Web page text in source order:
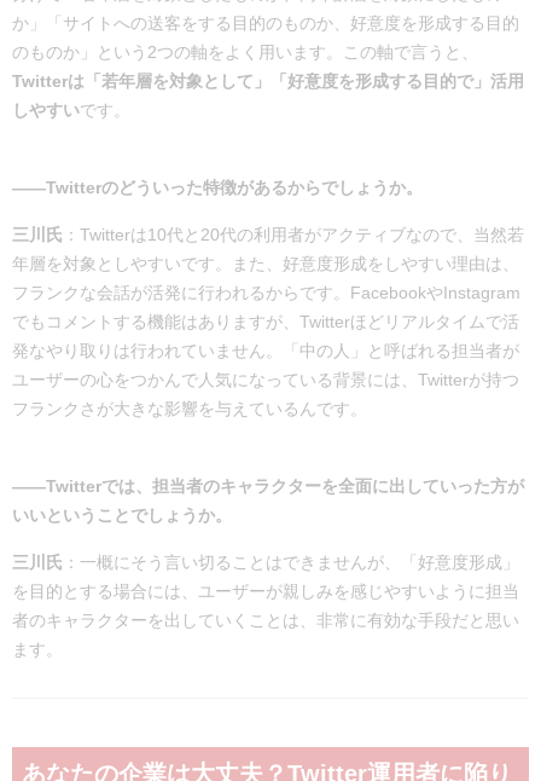
か」「サイトへの送客をする目的のものか、好意度を形成する目的
のものか」という2つの軸をよく用います。この軸で言うと、
Twitterは「若年層を対象として」「好意度を形成する目的で」活用
しやすいです。
――Twitterのどういった特徴があるからでしょうか。
三川氏 ：Twitterは10代と20代の利用者がアクティブなので、当然若
年層を対象としやすいです。また、好意度形成をしやすい理由は、
フランクな会話が活発に行われるからです。FacebookやInstagram
でもコメントする機能はありますが、Twitterほどリアルタイムで活
発なやり取りは行われていません。「中の人」と呼ばれる担当者が
ユーザーの心をつかんで人気になっている背景には、Twitterが持つ
フランクさが大きな影響を与えているんです。
――Twitterでは、担当者のキャラクターを全面に出していった方が
いいということでしょうか。
三川氏 ：一概にそう言い切ることはできませんが、「好意度形成」
を目的とする場合には、ユーザーが親しみを感じやすいように担当
者のキャラクターを出していくことは、非常に有効な手段だと思い
ます。
あなたの企業は大丈夫？Twitter運用者に陥り